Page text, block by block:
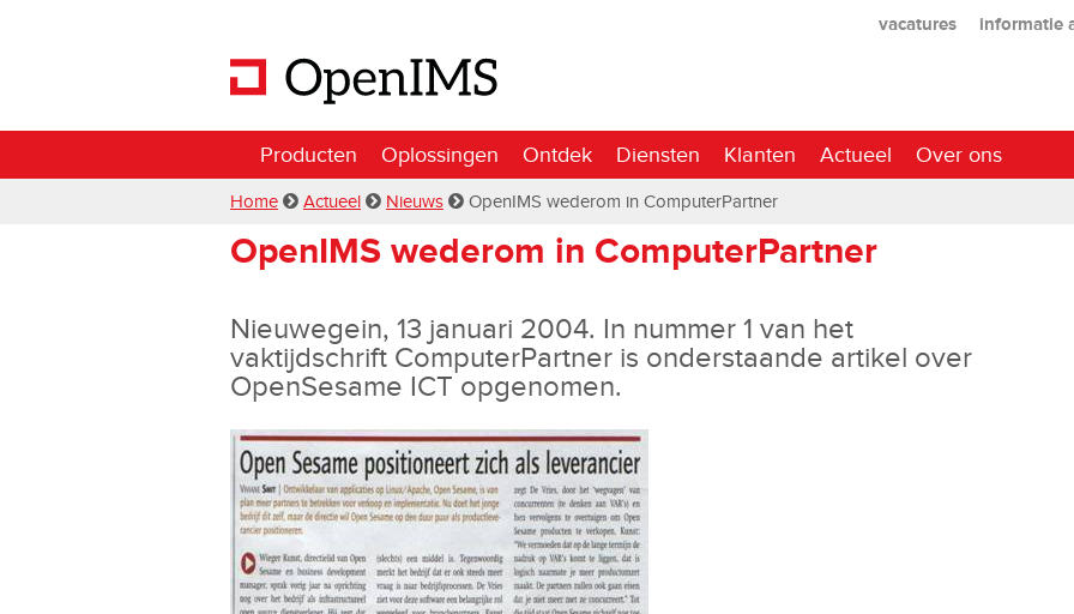
vacatures informatie
Producten Oplossingen Ontdek Diensten Klanten Actueel Over ons
Home Actueel Nieuws OpenIMS wederom in ComputerPartner
OpenIMS wederom in ComputerPartner
Nieuwegein, 13 januari 2004. In nummer 1 van het
vaktijdschrift ComputerPartner is onderstaande artikel over
OpenSesame ICT opgenomen.